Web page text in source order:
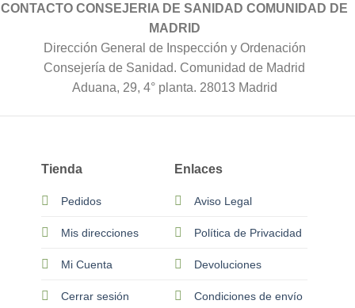
CONTACTO CONSEJERIA DE SANIDAD COMUNIDAD DE
MADRID
Dirección General de Inspección y Ordenación
Consejería de Sanidad. Comunidad de Madrid
Aduana, 29, 4° planta. 28013 Madrid
Tienda
Pedidos
Mis direcciones
Mi Cuenta
Cerrar sesión
Enlaces
Aviso Legal
Política de Privacidad
Devoluciones
Condiciones de envío